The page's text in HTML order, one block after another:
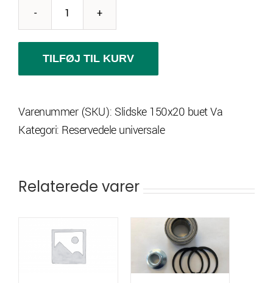
Alu-
slidske
150x20
cm.
400
kg.
TILFØJ TIL KURV
Varenummer (SKU): Slidske 150x20 buet Va
Kategori: Reservedele universale
Relaterede varer